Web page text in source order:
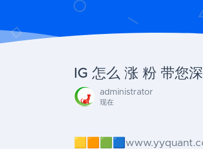
IG 怎么 涨 粉 带您
administrator
现在